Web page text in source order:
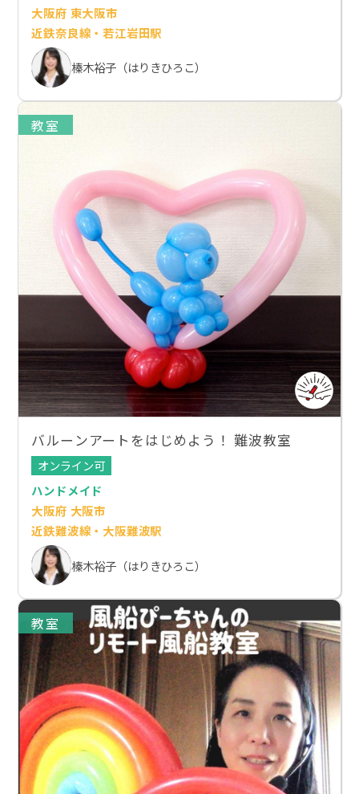
大阪府 東大阪市
近鉄奈良線・若江岩田駅
榛木裕子（はりきひろこ）
教室
バルーンアートをはじめよう！ 難波教室
オンライン可
ハンドメイド
大阪府 大阪市
近鉄難波線・大阪難波駅
榛木裕子（はりきひろこ）
教室